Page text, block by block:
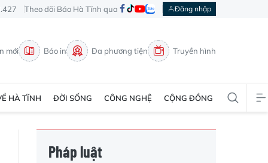
Theo dõi Báo Hà Tĩnh qua Đăng nhập
mới Báo in Đa phương tiện Truyền hình
HÀ TĨNH ĐỜI SỐNG CÔNG NGHỆ CỘNG ĐỒNG
Pháp luật